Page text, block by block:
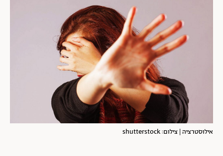
אילוסטרציה | צילום: shutterstock